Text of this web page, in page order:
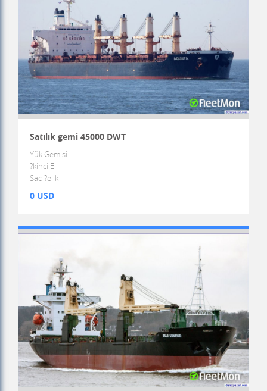
Satılık gemi 45000 DWT
Yük Gemisi
?kinci El
Sac-?elik
0 USD